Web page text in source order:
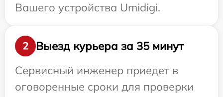
Вашего устройства Umidigi.
2
Выезд курьера за 35 минут
Сервисный инженер приедет в
оговоренные сроки для проверки